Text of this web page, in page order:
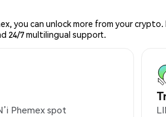
you can unlock more from your
24/7 multilingual support.
Phemex spot